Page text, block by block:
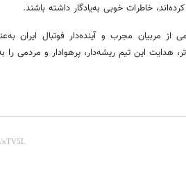
خاطرات خوبی به‌یادگار داشته باشند.
مربیان مجرب و آینده‌دار فوتبال ایران
هدایت این تیم ریشه‌دار، پرهوادار و مردمی را